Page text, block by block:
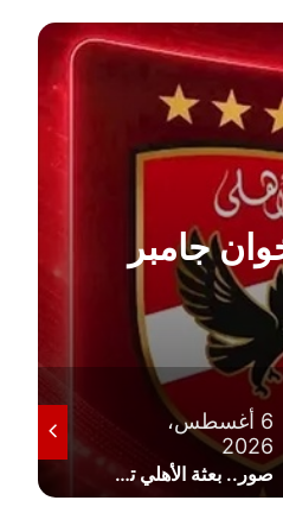
جامبر
6 أغسطس،
2026
صور.. بعثة الأهلي تصل إسبانيا استعدادًا لمواجهة برشلونة في كأس خوان جامبر
6
2026